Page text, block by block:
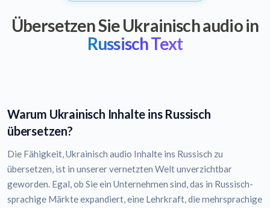
Übersetzen Sie Ukrainisch audio in
Russisch Text
Warum Ukrainisch Inhalte ins Russisch
übersetzen?
Die Fähigkeit, Ukrainisch audio Inhalte ins Russisch zu
übersetzen, ist in unserer vernetzten Welt unverzichtbar
geworden. Egal, ob Sie ein Unternehmen sind, das in Russisch-
sprachige Märkte expandiert, eine Lehrkraft, die mehrsprachige